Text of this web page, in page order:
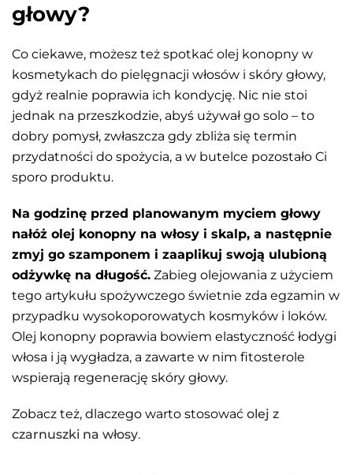
głowy?
Co ciekawe, możesz też spotkać olej konopny w
kosmetykach do pielęgnacji włosów i skóry głowy,
gdyż realnie poprawia ich kondycję. Nic nie stoi
jednak na przeszkodzie, abyś używał go solo – to
dobry pomysł, zwłaszcza gdy zbliża się termin
przydatności do spożycia, a w butelce pozostało Ci
sporo produktu.
Na godzinę przed planowanym myciem głowy
nałóż olej konopny na włosy i skalp, a następnie
zmyj go szamponem i zaaplikuj swoją ulubioną
odżywkę na długość. Zabieg olejowania z użyciem
tego artykułu spożywczego świetnie zda egzamin w
przypadku wysokoporowatych kosmyków i loków.
Olej konopny poprawia bowiem elastyczność łodygi
włosa i ją wygładza, a zawarte w nim fitosterole
wspierają regenerację skóry głowy.
Zobacz też, dlaczego warto stosować olej z
czarnuszki na włosy.